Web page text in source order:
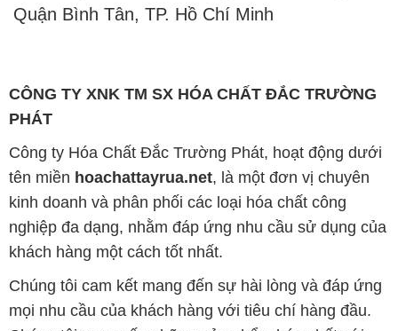
PHÁT
kinh doanh và phân phối các loại hóa chất công
nghiệp đa dạng, nhằm đáp ứng nhu cầu sử dụng của
khách hàng một cách tốt nhất.
Chúng tôi cam kết mang đến sự hài lòng và đáp ứng
mọi nhu cầu của khách hàng với tiêu chí hàng đầu.
Chúng tôi cung cấp những sản phẩm hóa chất với
chất lượng cao và giá thành hợp lý, đáp ứng các yêu
cầu khắt khe của khách hàng.
Uy tín là một trong những nguyên tắc quan trọng